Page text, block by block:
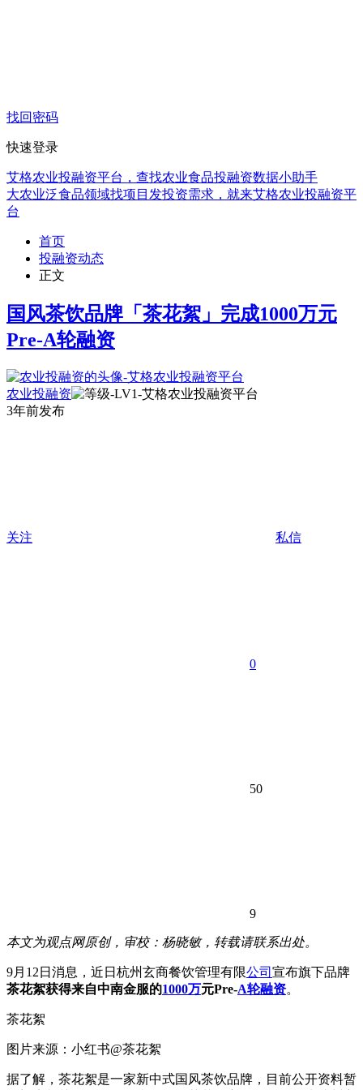
找回密码
快速登录
艾格农业投融资平台，查找农业食品投融资数据小助手
大农业泛食品领域找项目发投资需求，就来艾格农业投融资平
台
首页
投融资动态
正文
国风茶饮品牌「茶花絮」完成1000万元
Pre-A轮融资
农业投融资
3年前发布
关注 私信
0
50
9
本文为观点网原创，审校：杨晓敏，转载请联系出处。
9月12日消息，近日杭州玄商餐饮管理有限公司 宣布旗下品牌
茶花絮获得来自中南金服的1000万元Pre-A轮融资。
茶花絮
图片来源：小红书@茶花絮
据了解，茶花絮是一家新中式国风茶饮品牌，目前公开资料暂